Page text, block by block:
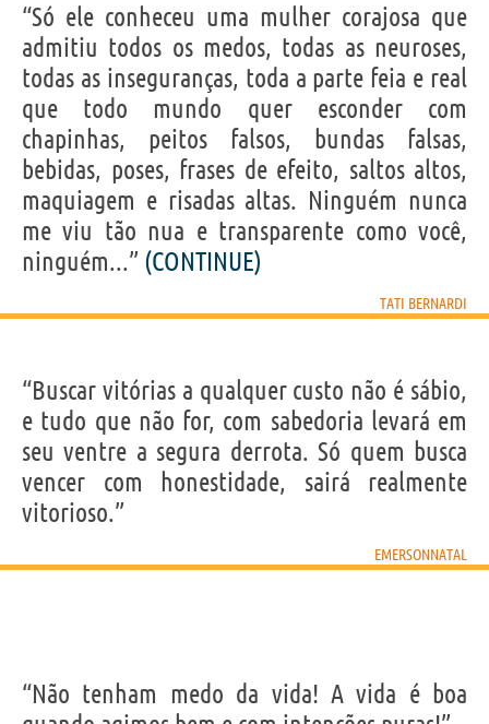
“Só ele conheceu uma mulher corajosa que
admitiu todos os medos, todas as neuroses,
todas as inseguranças, toda a parte feia e real
que todo mundo quer esconder com
chapinhas, peitos falsos, bundas falsas,
bebidas, poses, frases de efeito, saltos altos,
maquiagem e risadas altas. Ninguém nunca
me viu tão nua e transparente como você,
ninguém...” (CONTINUE)
TATI BERNARDI
“Buscar vitórias a qualquer custo não é sábio,
e tudo que não for, com sabedoria levará em
seu ventre a segura derrota. Só quem busca
vencer com honestidade, sairá realmente
vitorioso.”
EMERSONNATAL
“Não tenham medo da vida! A vida é boa